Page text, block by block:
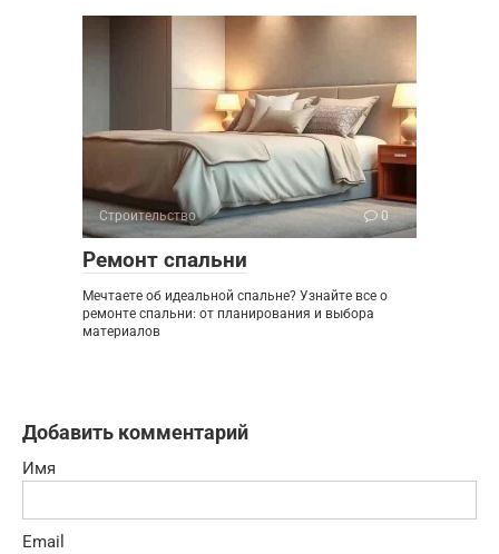
Строительство 0
Ремонт спальни
Мечтаете об идеальной спальне? Узнайте все о
ремонте спальни: от планирования и выбора
материалов
Добавить комментарий
Имя
Email